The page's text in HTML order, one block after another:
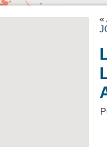
«